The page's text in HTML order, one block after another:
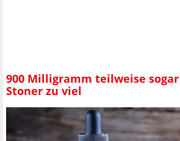
900 Milligramm teilweise
Stoner zu viel